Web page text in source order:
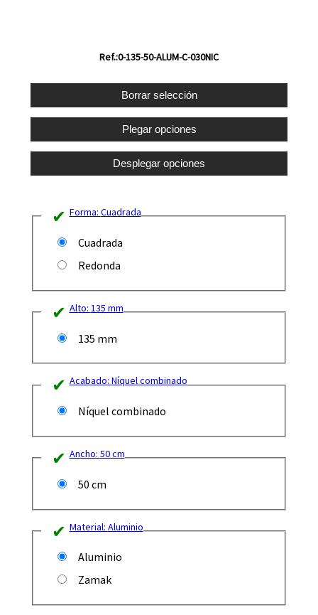
Ref.:0-135-50-ALUM-C-030NIC
Forma: Cuadrada
Cuadrada
Redonda
Alto: 135 mm
135 mm
Acabado: Níquel combinado
Níquel combinado
Ancho: 50 cm
50 cm
Material: Aluminio
Aluminio
Zamak